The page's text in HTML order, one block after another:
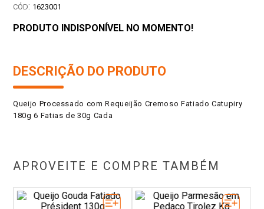
: 1623001
PRODUTO INDISPONÍVEL NO MOMENTO!
DESCRIÇÃO DO PRODUTO
Queijo Processado com Requeijão Cremoso Fatiado Catupiry
180g 6 Fatias de 30g Cada
APROVEITE E COMPRE TAMBÉM